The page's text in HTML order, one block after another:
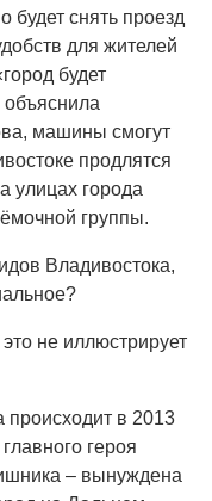
будет снять проезд
для жителей
будет
машины смогут
продлятся
улицах города
группы.
Владивостока,
не иллюстрирует
происходит в 2013
героя
– вынуждена